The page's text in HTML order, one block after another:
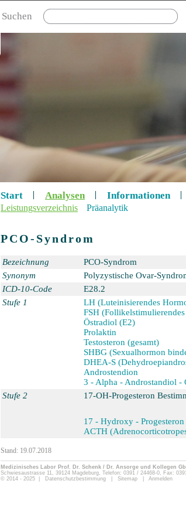
Suchen
Start Analysen Informationen
Leistungsverzeichnis Präanalytik
PCO-Syndrom
Bezeichnung
PCO-Syndrom
Synonym
Polyzystische Ovar-
ICD-10-Code
E28.2
Stufe 1
LH (Luteinisierendes
FSH
Östradiol (E2)
Prolaktin
Testosteron (gesamt)
SHBG (Sexualhormon
DHEA-S
Androstendion
3 - Alpha - Androstandiol -
Stufe 2
17-OH-Progesteron
17 - Hydroxy - Progesteron
ACTH
Stand: 19.07.2018
Medizinisches Labor Prof. Dr. Schenk / Dr. Ansorge und Kollegen
Schwiesaustrasse 11, 39124 Magdeburg, Telefon: 0391 / 24468-0, Fax:
© 2014 - 2025 | Datenschutzbestimmung Sitemap Anmelden